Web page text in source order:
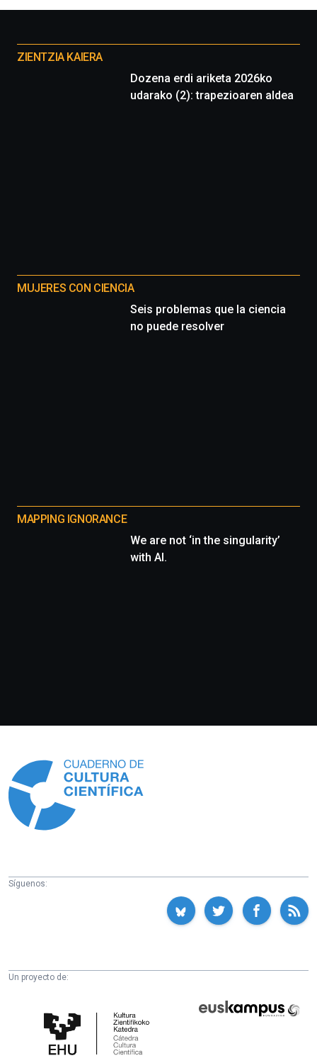
proyectos
ZIENTZIA KAIERA
Dozena erdi ariketa 2026ko
udarako (2): trapezioaren aldea
MUJERES CON CIENCIA
Seis problemas que la ciencia
no puede resolver
MAPPING IGNORANCE
We are not ‘in the singularity’
with AI.
Síguenos:
Un proyecto de:
Cultura
Científica
Fundazioa